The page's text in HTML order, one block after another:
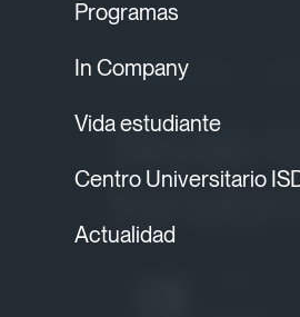
Programas
In Company
Vida estudiante
Centro Universitario
Actualidad
Noticias ISDI
Skylab